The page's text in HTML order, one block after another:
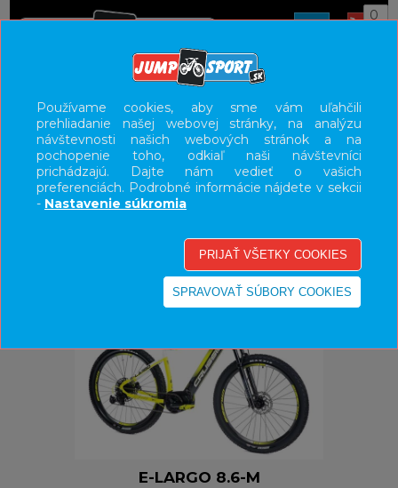
0
E-BIKE HORSKÉ HARDTAIL, PEVNÉ
UŽÍVATEĽSKÝ PANEL
KATEGÓRIE
VÝPREDAJ - VŠETKO
E-LARGO 8.6-M
Používame cookies, aby sme vám uľahčili
prehliadanie našej webovej stránky, na analýzu
návštevnosti našich webových stránok a na
pochopenie toho, odkiaľ naši návštevníci
prichádzajú. Dajte nám vedieť o vašich
preferenciách. Podrobné informácie nájdete v sekcii
- Nastavenie súkromia